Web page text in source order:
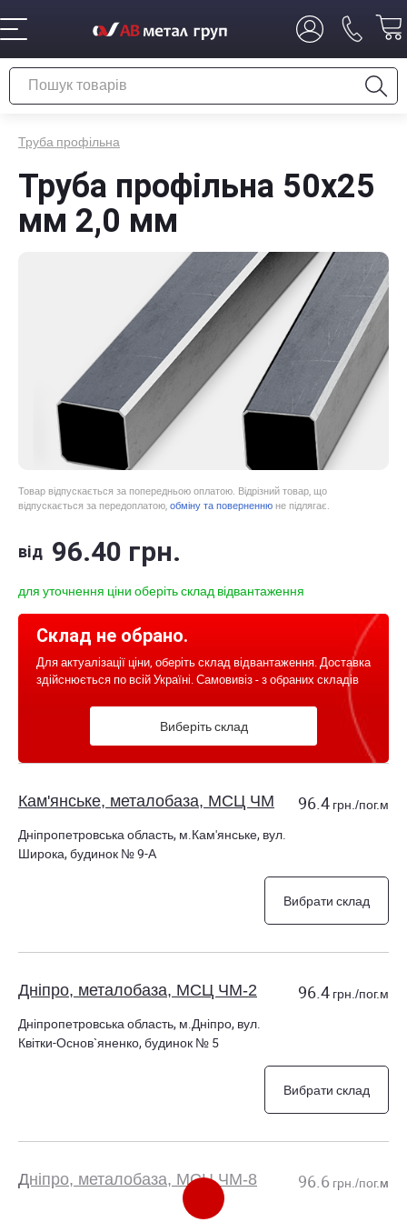
Труба профільна
Труба профільна 50х25
мм 2,0 мм
Товар відпускається за попередньою оплатою. Відрізний товар, що
відпускається за передоплатою, обміну та поверненню не підлягає.
від 96.40 грн.
для уточнення ціни оберіть склад відвантаження
Склад не обрано.
Для актуалізації ціни, оберіть склад відвантаження. Доставка
здійснюється по всій Україні. Самовивіз - з обраних складів
Виберіть склад
Кам'янське, металобаза, МСЦ ЧМ
Дніпропетровська область, м.Кам'янське, вул.
Широка, будинок № 9-А
96.4 грн./пог.м
Вибрати склад
Дніпро, металобаза, МСЦ ЧМ-2
Дніпропетровська область, м.Дніпро, вул.
Квітки-Основ`яненко, будинок № 5
96.4 грн./пог.м
Вибрати склад
Дніпро, металобаза, МСЦ ЧМ-8
Дніпропетровська область, м.Дніпро, вул.
96.6 грн./пог.м